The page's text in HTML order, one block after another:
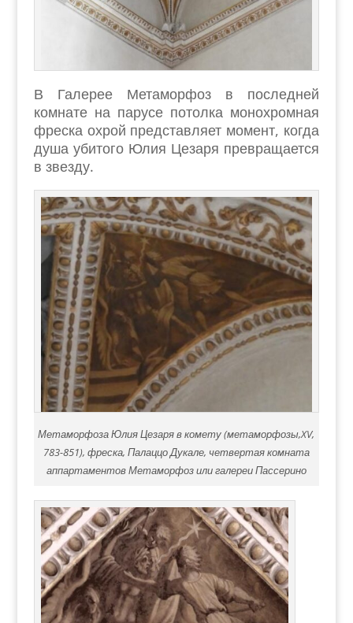
В Галерее Метаморфоз в последней
комнате на парусе потолка монохромная
фреска охрой представляет момент, когда
душа убитого Юлия Цезаря превращается
в звезду.
Метаморфоза Юлия Цезаря в комету (метаморфозы,XV,
783-851), фреска, Палаццо Дукале, четвертая комната
аппартаментов Метаморфоз или галереи Пассерино